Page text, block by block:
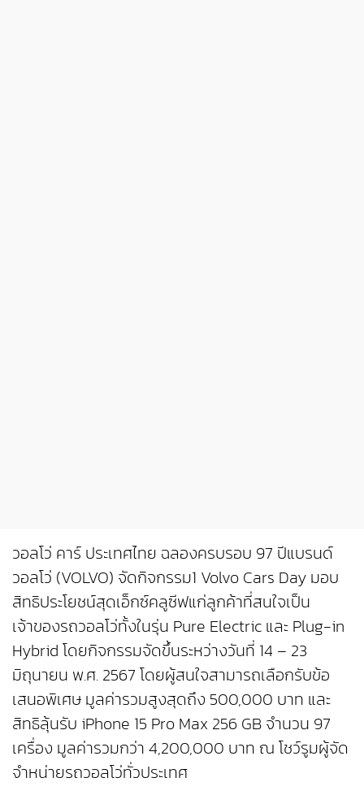
วอลโว่ คาร์ ประเทศไทย ฉลองครบรอบ 97 ปีแบรนด์
วอลโว่ (VOLVO) จัดกิจกรรม1 Volvo Cars Day มอบ
สิทธิประโยชน์สุดเอ็กซ์คลูซีฟแก่ลูกค้าที่สนใจเป็น
เจ้าของรถวอลโว่ทั้งในรุ่น Pure Electric และ Plug-in
Hybrid โดยกิจกรรมจัดขึ้นระหว่างวันที่ 14 – 23
มิถุนายน พ.ศ. 2567 โดยผู้สนใจสามารถเลือกรับข้อ
เสนอพิเศษ มูลค่ารวมสูงสุดถึง 500,000 บาท และ
สิทธิลุ้นรับ iPhone 15 Pro Max 256 GB จำนวน 97
เครื่อง มูลค่ารวมกว่า 4,200,000 บาท ณ โชว์รูมผู้จัด
จำหน่ายรถวอลโว่ทั่วประเทศ